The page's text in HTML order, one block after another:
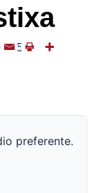
05
preferente.